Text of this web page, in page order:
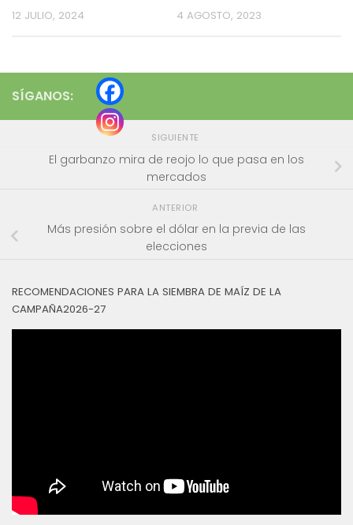
12 JULIO, 2024 4 AGOSTO, 2023
SÍGANOS:
SIGUIENTE
El garbanzo mira de reojo lo que pasa en los
mercados
ANTERIOR
Más presión sobre el dólar en la previa de las
elecciones
RECOMENDACIONES PARA LA SIEMBRA DE MAÍZ DE LA
CAMPAÑA2026-27